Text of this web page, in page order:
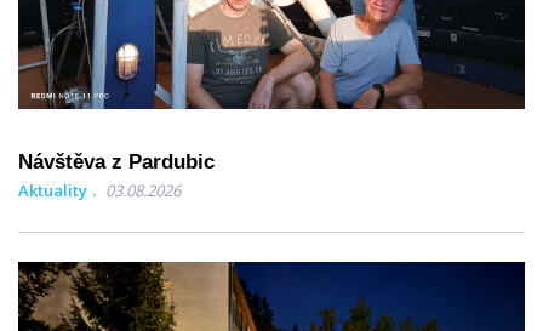
Návštěva z Pardubic
Aktuality 03.08.2026